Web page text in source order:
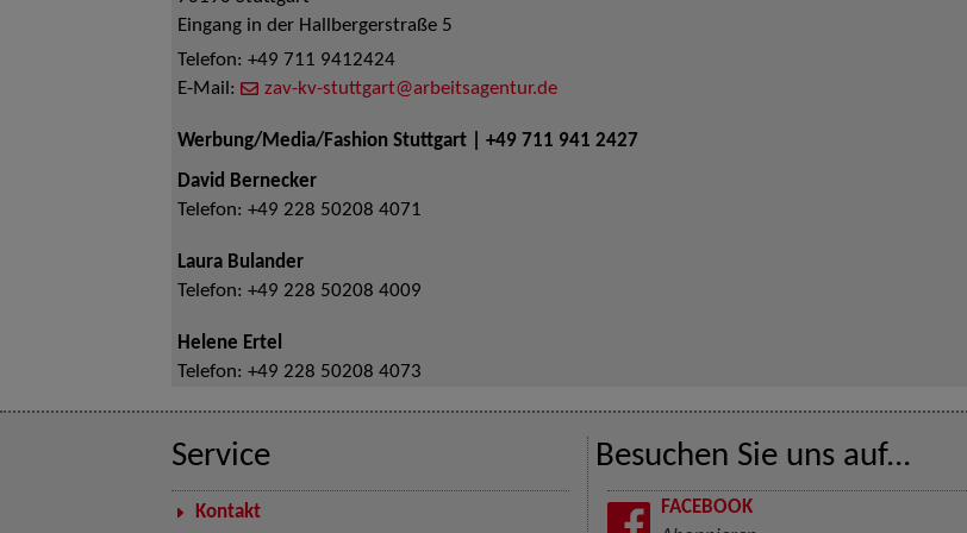
Eingang in der Hallbergerstraße 5
Telefon: +49 711 9412424
E-Mail:
zav-kv-stuttgart@arbeitsagentur.de
Werbung/Media/Fashion Stuttgart | +49 711 941 2427
David Bernecker
Telefon: +49 228 50208 4071
Laura Bulander
Telefon: +49 228 50208 4009
Helene Ertel
Telefon: +49 228 50208 4073
Service
Kontakt
Besuchen Sie uns auf...
FACEBOOK